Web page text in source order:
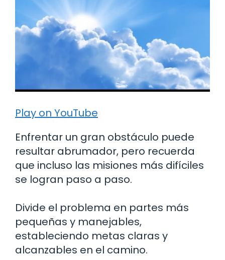
Play on YouTube
Enfrentar un gran obstáculo puede
resultar abrumador, pero recuerda
que incluso las misiones más difíciles
se logran paso a paso.
Divide el problema en partes más
pequeñas y manejables,
estableciendo metas claras y
alcanzables en el camino.